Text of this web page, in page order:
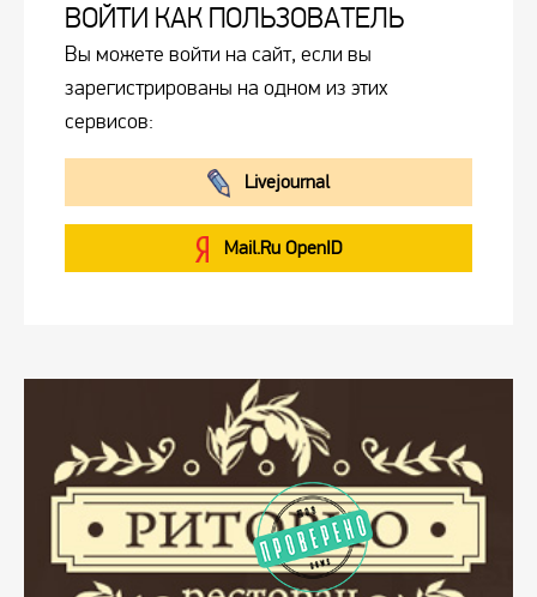
ВОЙТИ КАК ПОЛЬЗОВАТЕЛЬ
Вы можете войти на сайт, если вы
зарегистрированы на одном из этих
сервисов:
Livejournal
Mail.Ru OpenID